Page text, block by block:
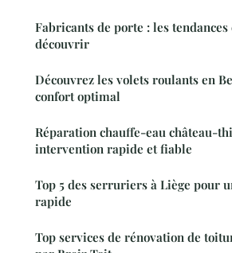
Fabricants de porte : les
découvrir
Découvrez les volets roulants en
confort optimal
Réparation chauffe-eau château-
intervention rapide et fiable
Top 5 des serruriers à Liège pour
rapide
Top services de rénovation de